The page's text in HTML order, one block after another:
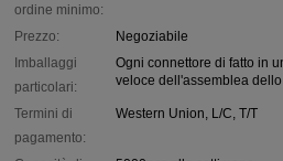
ordine minimo:
Prezzo:
Negoziabile
Imballaggi
particolari:
Ogni connettore di fatto in
veloce dell'assemblea
Termini di
pagamento:
Western Union, L/C, T/T